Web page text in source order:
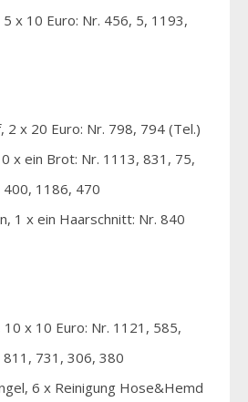
x 10 Euro: Nr. 456, 5, 1193,
2 x 20 Euro: Nr. 798, 794 (Tel.)
x ein Brot: Nr. 1113, 831, 75,
1186, 470
1 x ein Haarschnitt: Nr. 840
10 x 10 Euro: Nr. 1121, 585,
731, 306, 380
6 x Reinigung Hose&Hemd